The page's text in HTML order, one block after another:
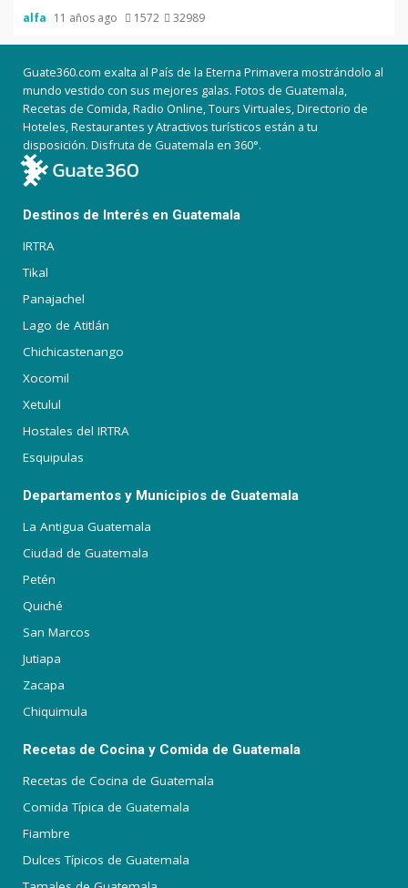
alfa 11 años ago 1572 32989
Guate360.com exalta al País de la Eterna Primavera mostrándolo al
mundo vestido con sus mejores galas. Fotos de Guatemala,
Recetas de Comida, Radio Online, Tours Virtuales, Directorio de
Hoteles, Restaurantes y Atractivos turísticos están a tu
disposición. Disfruta de Guatemala en 360°.
Destinos de Interés en Guatemala
IRTRA
Tikal
Panajachel
Lago de Atitlán
Chichicastenango
Xocomil
Xetulul
Hostales del IRTRA
Esquipulas
Departamentos y Municipios de Guatemala
La Antigua Guatemala
Ciudad de Guatemala
Petén
Quiché
San Marcos
Jutiapa
Zacapa
Chiquimula
Recetas de Cocina y Comida de Guatemala
Recetas de Cocina de Guatemala
Comida Típica de Guatemala
Fiambre
Dulces Típicos de Guatemala